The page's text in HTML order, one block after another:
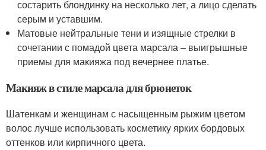
состарить блондинку на несколько лет, а лицо сделать
серым и уставшим.
Матовые нейтральные тени и изящные стрелки в
сочетании с помадой цвета марсала – выигрышные
приемы для макияжа под вечернее платье.
Макияж в стиле марсала для брюнеток
Шатенкам и женщинам с насыщенным рыжим цветом
волос лучше использовать косметику ярких бордовых
оттенков или кирпичного цвета.